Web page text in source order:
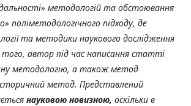
методологій та обстоювання
поліметодологічного підходу, де
та методики наукового дослідження
того, автор під час написання статті
методологію, а також метод
метод. Представлений
науковою новизною, оскільки в